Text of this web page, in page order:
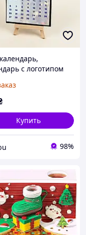
с логотипом
10х15
Купить
98%